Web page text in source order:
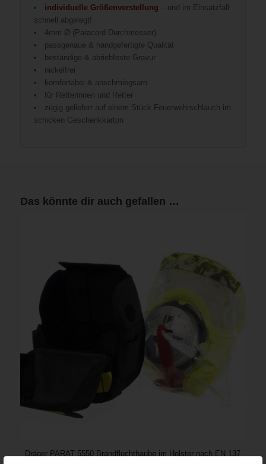
individuelle Größenverstellung – und im Einsatzfall
schnell abgelegt!
4mm Ø (Paracord Durchmesser)
passgenaue & handgefertigte Qualität
beständige & abriebfeste Gravur
nickelfrei
komfortabel & anschmiegsam
für Retterinnen und Retter
zügig geliefert auf einem Stück Feuerwehrschlauch im
schicken Geschenkkarton
Das könnte dir auch gefallen …
Dräger PARAT 5550 Brandfluchthaube im Holster nach EN 137